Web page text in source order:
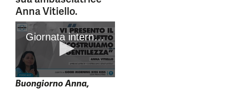
Anna Vitiello.
Buongiorno Anna,